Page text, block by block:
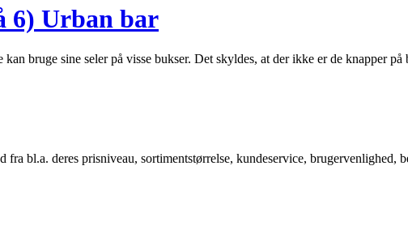
6) Urban bar
bruge sine seler på visse bukser. Det skyldes, at der ikke er de knapper
bl.a. deres prisniveau, sortimentstørrelse, kundeservice, brugervenlighed,